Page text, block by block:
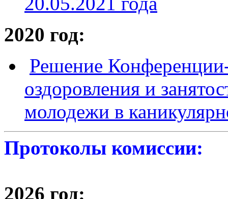
2020 год:
Решение
оздоровления и
молодежи в
Протоколы комиссии:
2026 год: